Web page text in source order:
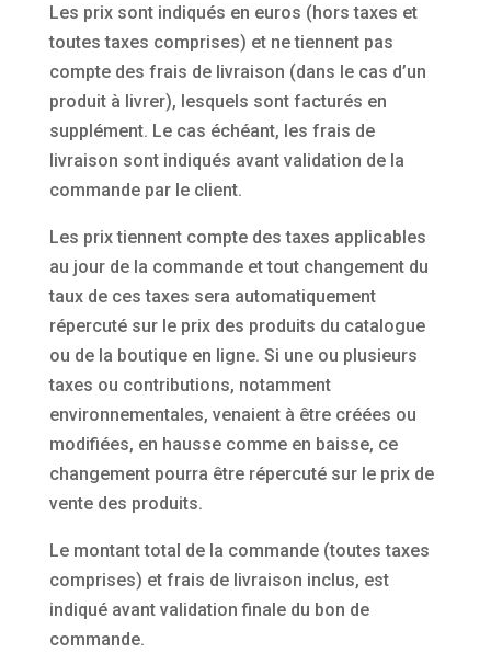
Les prix sont indiqués en euros (hors taxes et
toutes taxes comprises) et ne tiennent pas
compte des frais de livraison (dans le cas d’un
produit à livrer), lesquels sont facturés en
supplément. Le cas échéant, les frais de
livraison sont indiqués avant validation de la
commande par le client.
Les prix tiennent compte des taxes applicables
au jour de la commande et tout changement du
taux de ces taxes sera automatiquement
répercuté sur le prix des produits du catalogue
ou de la boutique en ligne. Si une ou plusieurs
taxes ou contributions, notamment
environnementales, venaient à être créées ou
modifiées, en hausse comme en baisse, ce
changement pourra être répercuté sur le prix de
vente des produits.
Le montant total de la commande (toutes taxes
comprises) et frais de livraison inclus, est
indiqué avant validation finale du bon de
commande.